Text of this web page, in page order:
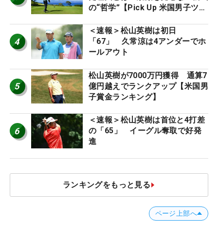
の“哲学”【Pick Up 米国男子ツア
4
＜速報＞松山英樹は初日
「67」 久常涼は4アンダーでホ
ールアウト
5
松山英樹が7000万円獲得 通算7
億円越えでランクアップ【米国男
子賞金ランキング】
6
＜速報＞松山英樹は首位と4打差
の「65」 イーグル奪取で好発
進
ランキングをもっと見る
ページ上部へ